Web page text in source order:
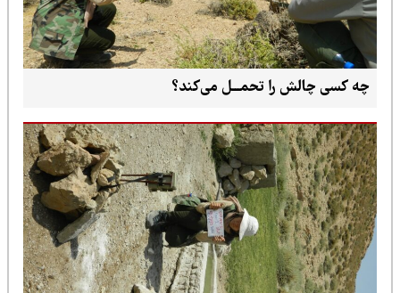
چه کسی چالش را تحمـــل می‌کند؟